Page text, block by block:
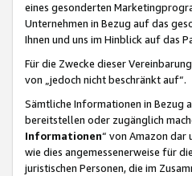
eines gesonderten
Unternehmen in Bezug auf das
Ihnen und uns im Hinblick auf das
Für die Zwecke dieser
von „jedoch nicht beschränkt auf“.
Sämtliche Informationen in Bezug
bereitstellen oder zugänglich
Informationen“ von Amazon dar
wie dies angemessenerweise für
juristischen Personen, die im